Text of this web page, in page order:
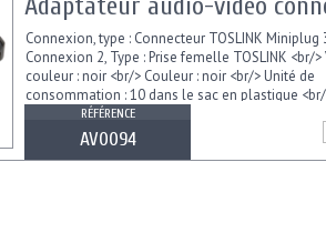
Adaptateur audio-video
Connexion, type : Connecteur TOSLINK Miniplug
Connexion 2, Type : Prise femelle TOSLINK <br/>
couleur : noir <br/> Couleur : noir <br/> Unité de
consommation : 10 dans le sac en plastique
RÉFÉRENCE
AV0094